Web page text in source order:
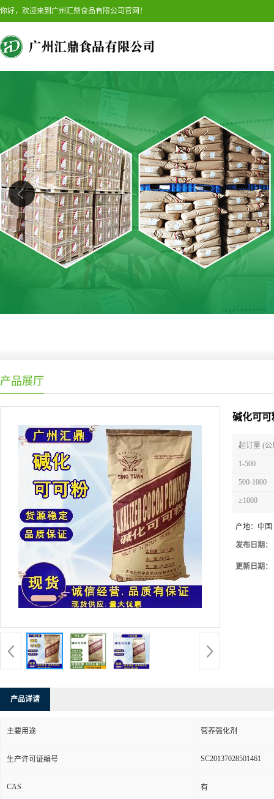
你好，欢迎来到广州汇鼎食品有限公司官网！
产品展厅
碱化可可
起订量 (公
1-500
500-1000
≥1000
产地： 中国
发布日期：
更新日期：
产品详请
主要用途 营养强化剂
生产许可证编号 SC20137028501461
CAS 有